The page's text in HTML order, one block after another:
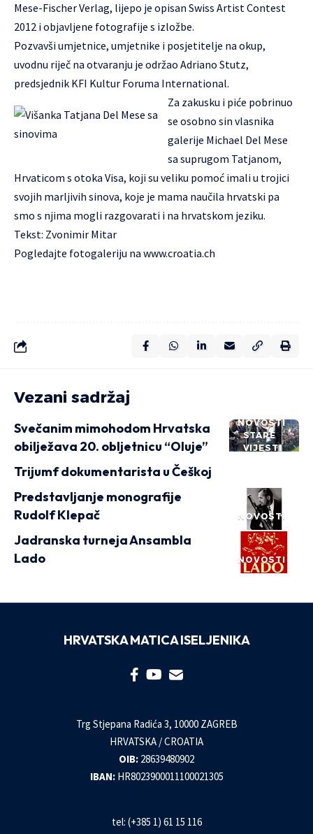
Mese-Fischer Verlag, lijepo je opisan Swiss Artist Contest
2012 i objavljene fotografije s izložbe.
Pozvavši umjetnice, umjetnike i posjetitelje na okup,
uvodnu riječ na otvaranju je održao Adriano Stutz,
predsjednik KFI Kultur Foruma International.
Za zakusku i piće pobrinuo
se osobno sin vlasnika
galerije Michael Del Mese
sa suprugom Tatjanom,
Hrvaticom s otoka Visa, koji su veliku pomoć imali u trojici
svojih marljivih sinova, koje je mama naučila hrvatski pa
smo s njima mogli razgovarati i na hrvatskom jeziku.
Tekst: Zvonimir Mitar
Pogledajte fotogaleriju na www.croatia.ch
Vezani sadržaj
NOVOSTI
STARE
VIJESTI
Svečanim mimohodom Hrvatska
obilježava 20. obljetnicu “Oluje”
Trijumf dokumentarista u Češkoj
NOVOSTI
Predstavljanje monografije
Rudolf Klepač
NOVOSTI
Jadranska turneja Ansambla
Lado
HRVATSKA MATICA ISELJENIKA
Trg Stjepana Radića 3, 10000 ZAGREB
HRVATSKA / CROATIA
OIB: 28639480902
IBAN: HR8023900011100021305
tel: (+385 1) 61 15 116